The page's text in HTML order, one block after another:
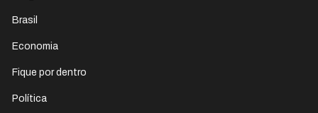
Brasil
Economia
Fique por dentro
Política